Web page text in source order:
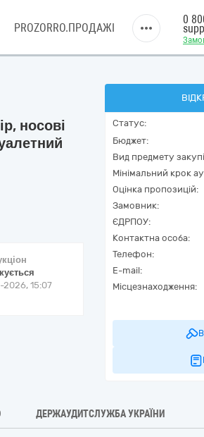
PROZORRO.ПРОДАЖІ
0
носові
15:07
Статус:
Бюджет:
Вид предмету
Мінімальний крок
Оцінка пропозицій:
Замовник:
ЄДРПОУ:
Контактна особа:
Телефон:
E-mail:
Місцезнаходження:
ДЕРЖАУДИТСЛУЖБА УКРАЇНИ